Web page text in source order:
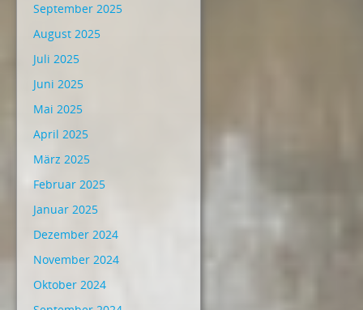
September 2025
August 2025
Juli 2025
Juni 2025
Mai 2025
April 2025
März 2025
Februar 2025
Januar 2025
Dezember 2024
November 2024
Oktober 2024